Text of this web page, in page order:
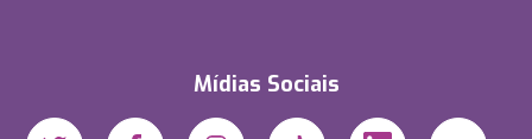
Mídias Sociais